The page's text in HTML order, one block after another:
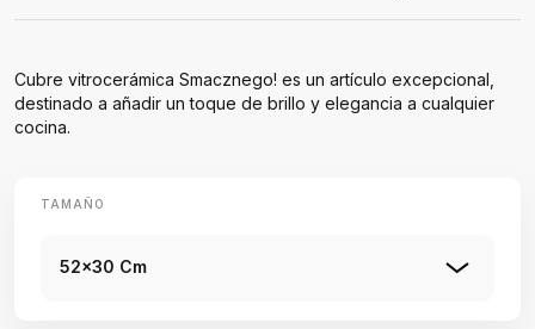
Cubre vitrocerámica Smacznego! es un artículo excepcional,
destinado a añadir un toque de brillo y elegancia a cualquier
cocina.
TAMAÑO
52x30 Cm